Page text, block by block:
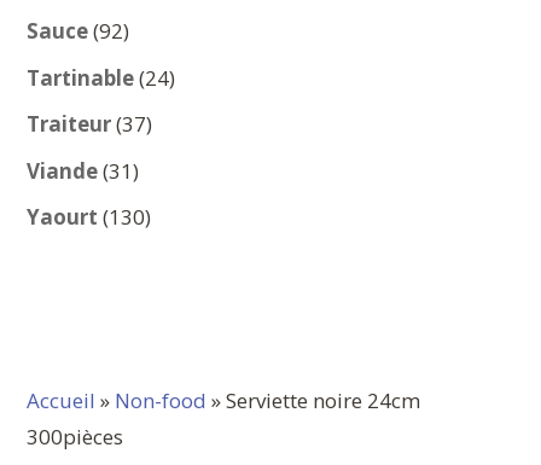
Sauce 9292
produits
Tartinable 2424
Traiteur 3737
Viande 3131
produits
Yaourt 130130
Accueil » Non-food » Serviette noire 24cm
300pièces